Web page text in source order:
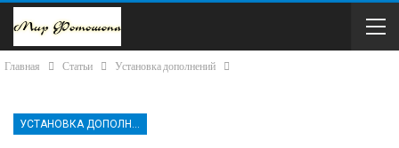
Главная Статьи Установка дополнений